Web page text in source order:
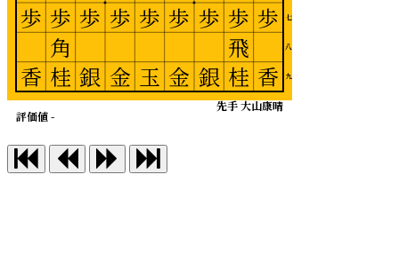
七
八
九
先手 大山康晴
評価値 -
歩
香
歩
飛
桂
歩
銀
歩
金
歩
玉
歩
金
歩
銀
歩
角
桂
歩
香